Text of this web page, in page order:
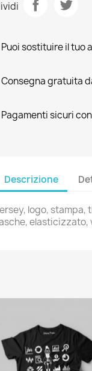
Puoi sostituire il tuo
Consegna gratuita
Pagamenti sicuri
Descrizione
logo, stampa,
elasticizzato,